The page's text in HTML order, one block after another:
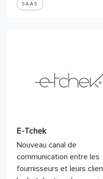
SAAS
E-Tchek
Nouveau canal de
communication entre les
fournisseurs et leurs